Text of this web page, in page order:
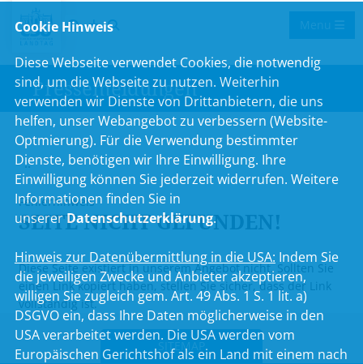
Menu
Pressemeldungen
..
Fehlerhinweis
SEITE NICHT GEFUNDEN!
Diese Seite existiert in unserem Angebot nicht. Sollten Sie
einen Link kopiert haben, stellen Sie sicher, dass der Link
vollständig ist.
SITEMAP
Cookie Hinweis
Diese Webseite verwendet Cookies, die notwendig
sind, um die Webseite zu nutzen. Weiterhin
verwenden wir Dienste von Drittanbietern, die uns
helfen, unser Webangebot zu verbessern (Website-
Optmierung). Für die Verwendung bestimmter
Dienste, benötigen wir Ihre Einwilligung. Ihre
Einwilligung können Sie jederzeit widerrufen. Weitere
Informationen finden Sie in
unserer Datenschutzerklärung.
Hinweis zur Datenübermittlung in die USA: Indem Sie
die jeweiligen Zwecke und Anbieter akzeptieren,
willigen Sie zugleich gem. Art. 49 Abs. 1 S. 1 lit. a)
DSGVO ein, dass Ihre Daten möglicherweise in den
USA verarbeitet werden. Die USA werden vom
Europäischen Gerichtshof als ein Land mit einem nach